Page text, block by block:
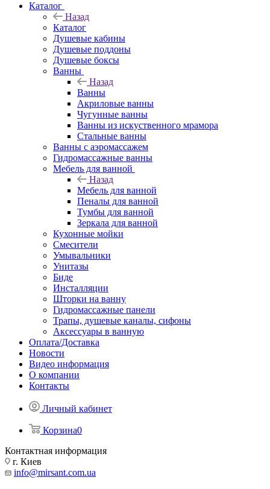
Каталог
Назад
Каталог
Душевые кабины
Душевые поддоны
Душевые боксы
Ванны
Назад
Ванны
Акриловые ванны
Чугунные ванны
Ванны из искуственного мрамора
Стальные ванны
Ванны с аэромассажем
Гидромассажные ванны
Мебель для ванной
Назад
Мебель для ванной
Пеналы для ванной
Тумбы для ванной
Зеркала для ванной
Кухонные мойки
Смесители
Умывальники
Унитазы
Биде
Инсталляции
Шторки на ванну
Гидромассажные панели
Трапы, душевые каналы, сифоны
Аксессуары в ванную
Оплата/Доставка
Новости
Видео информация
О компании
Контакты
Личный кабинет
Корзина0
Контактная информация
г. Киев
info@mirsant.com.ua